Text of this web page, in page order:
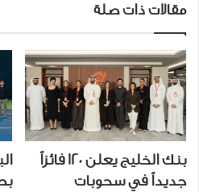
مقالات ذات صلة
بنك الخليج يعلن 120 فائزاً
جديداً في سحوبات